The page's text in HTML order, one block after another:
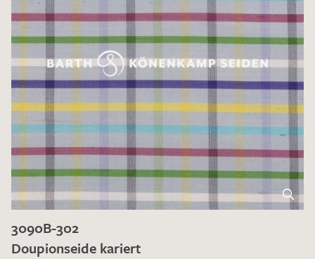
3090B-302
Doupionseide kariert